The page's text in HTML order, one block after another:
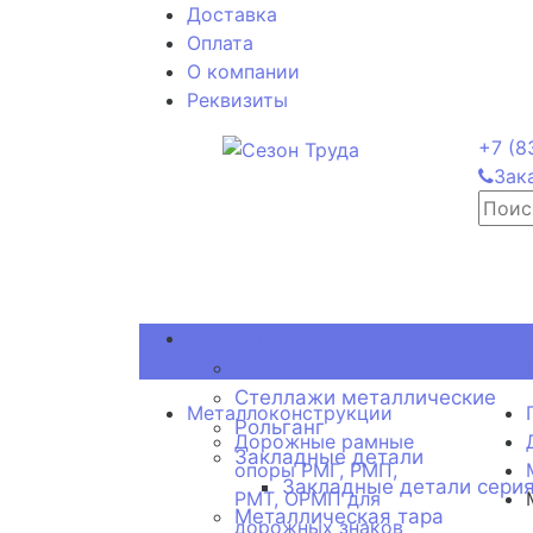
Доставка
Оплата
О компании
Реквизиты
+7
Стеллажи металлические
Рольганг
Закладные детали
Закладные детали
Металлическая тара
Металлоконструкции
Дорожные рамные
опоры РМГ, РМП,
РМТ, ОРМП для
дорожных знаков